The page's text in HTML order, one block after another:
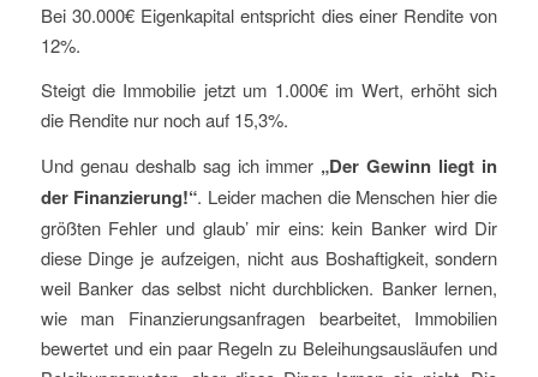
Bei 30.000€ Eigenkapital entspricht dies einer Rendite von
12%.
Steigt die Immobilie jetzt um 1.000€ im Wert, erhöht sich
die Rendite nur noch auf 15,3%.
Und genau deshalb sag ich immer „Der Gewinn liegt in
der Finanzierung!“. Leider machen die Menschen hier die
größten Fehler und glaub’ mir eins: kein Banker wird Dir
diese Dinge je aufzeigen, nicht aus Boshaftigkeit, sondern
weil Banker das selbst nicht durchblicken. Banker lernen,
wie man Finanzierungsanfragen bearbeitet, Immobilien
bewertet und ein paar Regeln zu Beleihungsausläufen und